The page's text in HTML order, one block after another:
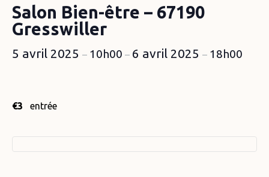
Salon Bien-être – 67190
Gresswiller
5 avril 2025 – 10h00 – 6 avril 2025 – 18h00
€3 entrée